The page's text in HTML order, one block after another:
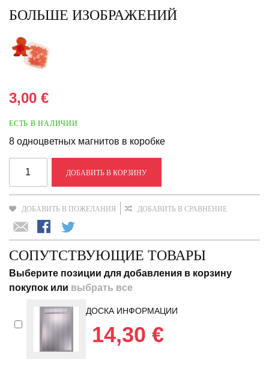
БОЛЬШЕ ИЗОБРАЖЕНИЙ
3,00 €
ЕСТЬ В НАЛИЧИИ
8 одноцветных магнитов в коробке
ДОБАВИТЬ В КОРЗИНУ
ДОБАВИТЬ В ПОЖЕЛАНИЯ ДОБАВИТЬ В СРАВНЕНИЕ
СОПУТСТВУЮЩИЕ ТОВАРЫ
Выберите позиции для добавления в корзину
покупок или выбрать все
ДОСКА ИНФОРМАЦИИ
14,30 €